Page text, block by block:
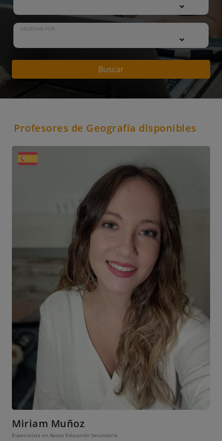
ORDENAR POR
Buscar
Profesores de Geografía disponibles
Miriam Muñoz
Especialista en Apoyo Educación Secundaria